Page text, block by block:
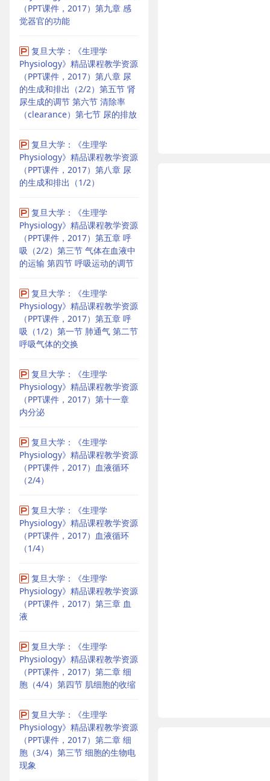
（PPT课件，2017）第九章 感
觉器官的功能
复旦大学：《生理学
Physiology》精品课程教学资源
（PPT课件，2017）第八章 尿
的生成和排出（2/2）第五节 肾
尿生成的调节 第六节 清除率
（clearance）第七节 尿的排放
复旦大学：《生理学
Physiology》精品课程教学资源
（PPT课件，2017）第八章 尿
的生成和排出（1/2）
复旦大学：《生理学
Physiology》精品课程教学资源
（PPT课件，2017）第五章 呼
吸（2/2）第三节 气体在血液中
的运输 第四节 呼吸运动的调节
复旦大学：《生理学
Physiology》精品课程教学资源
（PPT课件，2017）第五章 呼
吸（1/2）第一节 肺通气 第二节
呼吸气体的交换
复旦大学：《生理学
Physiology》精品课程教学资源
（PPT课件，2017）第十一章
内分泌
复旦大学：《生理学
Physiology》精品课程教学资源
（PPT课件，2017）血液循环
（2/4）
复旦大学：《生理学
Physiology》精品课程教学资源
（PPT课件，2017）血液循环
（1/4）
复旦大学：《生理学
Physiology》精品课程教学资源
（PPT课件，2017）第三章 血
液
复旦大学：《生理学
Physiology》精品课程教学资源
（PPT课件，2017）第二章 细
胞（4/4）第四节 肌细胞的收缩
复旦大学：《生理学
Physiology》精品课程教学资源
（PPT课件，2017）第二章 细
胞（3/4）第三节 细胞的生物电
现象